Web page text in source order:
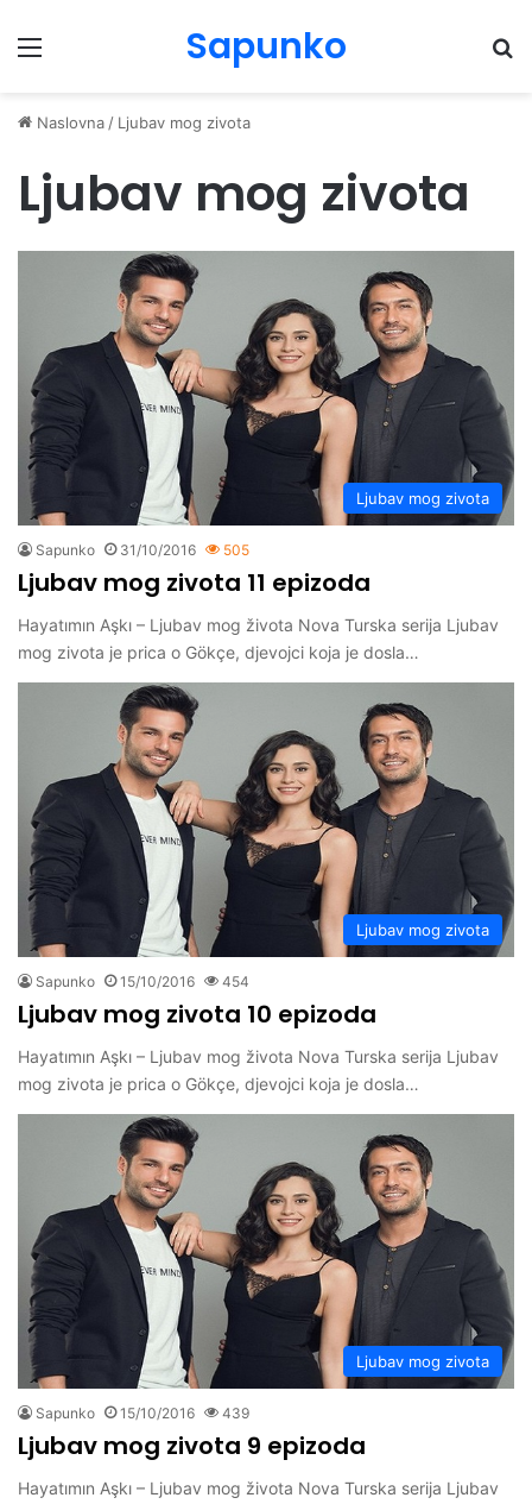
Menu Sapunko
Naslovna / Ljubav mog zivota
Ljubav mog zivota
Ljubav mog zivota
Sapunko 31/10/2016 505
Ljubav mog zivota 11 epizoda
Hayatımın Aşkı – Ljubav mog života Nova Turska serija Ljubav
mog zivota je prica o Gökçe, djevojci koja je dosla…
Ljubav mog zivota
Sapunko 15/10/2016 454
Ljubav mog zivota 10 epizoda
Hayatımın Aşkı – Ljubav mog života Nova Turska serija Ljubav
mog zivota je prica o Gökçe, djevojci koja je dosla…
Ljubav mog zivota
Sapunko 15/10/2016 439
Ljubav mog zivota 9 epizoda
Hayatımın Aşkı – Ljubav mog života Nova Turska serija Ljubav